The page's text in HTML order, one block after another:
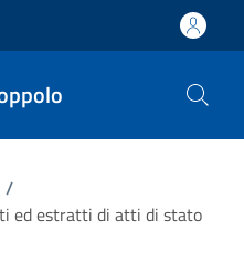
/
ed estratti di atti di stato